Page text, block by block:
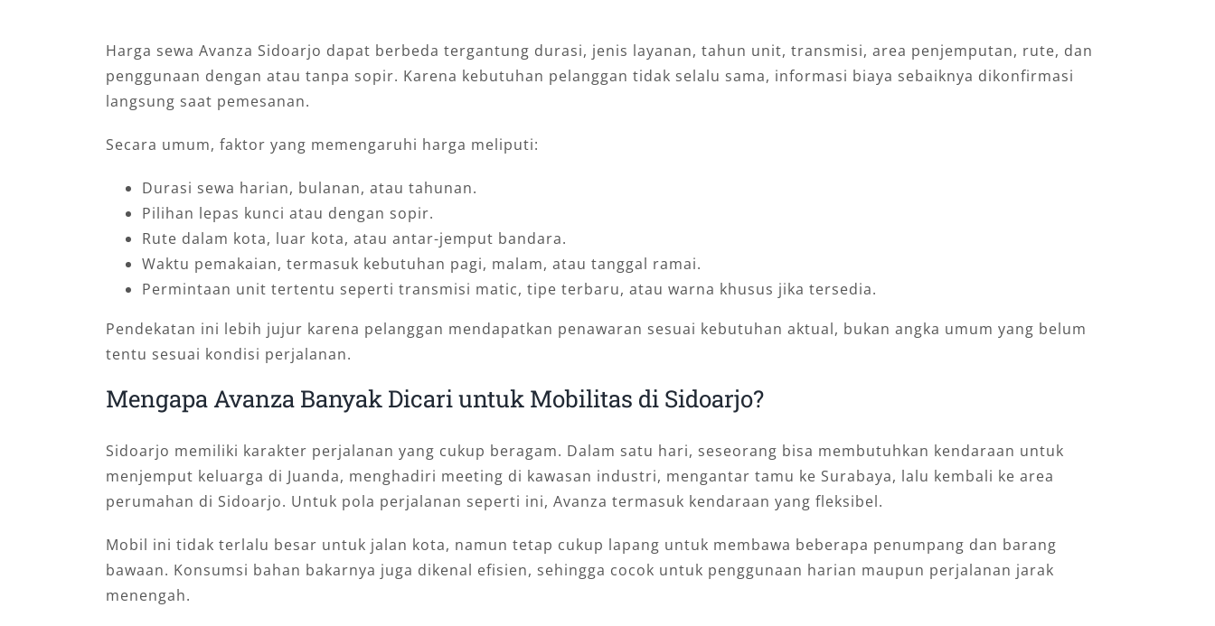
Harga sewa Avanza Sidoarjo dapat berbeda tergantung durasi, jenis layanan, tahun unit, transmisi, area penjemputan, rute, dan
penggunaan dengan atau tanpa sopir. Karena kebutuhan pelanggan tidak selalu sama, informasi biaya sebaiknya dikonfirmasi
langsung saat pemesanan.
Secara umum, faktor yang memengaruhi harga meliputi:
Durasi sewa harian, bulanan, atau tahunan.
Pilihan lepas kunci atau dengan sopir.
Rute dalam kota, luar kota, atau antar-jemput bandara.
Waktu pemakaian, termasuk kebutuhan pagi, malam, atau tanggal ramai.
Permintaan unit tertentu seperti transmisi matic, tipe terbaru, atau warna khusus jika tersedia.
Pendekatan ini lebih jujur karena pelanggan mendapatkan penawaran sesuai kebutuhan aktual, bukan angka umum yang belum
tentu sesuai kondisi perjalanan.
Mengapa Avanza Banyak Dicari untuk Mobilitas di Sidoarjo?
Sidoarjo memiliki karakter perjalanan yang cukup beragam. Dalam satu hari, seseorang bisa membutuhkan kendaraan untuk
menjemput keluarga di Juanda, menghadiri meeting di kawasan industri, mengantar tamu ke Surabaya, lalu kembali ke area
perumahan di Sidoarjo. Untuk pola perjalanan seperti ini, Avanza termasuk kendaraan yang fleksibel.
Mobil ini tidak terlalu besar untuk jalan kota, namun tetap cukup lapang untuk membawa beberapa penumpang dan barang
bawaan. Konsumsi bahan bakarnya juga dikenal efisien, sehingga cocok untuk penggunaan harian maupun perjalanan jarak
menengah.